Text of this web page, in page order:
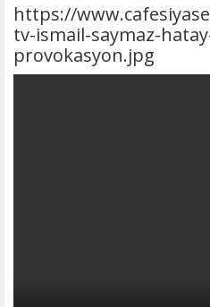
https://
tv-ismail-saymaz-
provokasyon.jpg